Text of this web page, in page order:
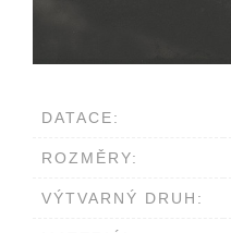
DATACE:
ROZMĚRY:
VÝTVARNÝ DRUH: